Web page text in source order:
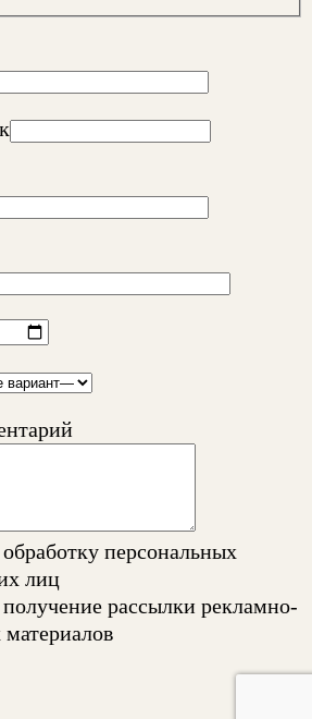
обработку персональных
лиц
получение рассылки рекламно-